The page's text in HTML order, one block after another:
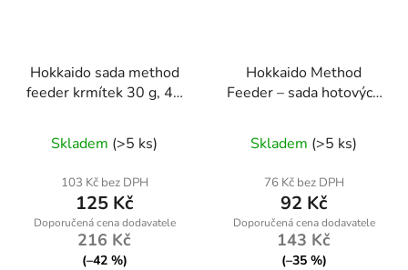
Hokkaido sada method
feeder krmítek 30 g, 40
W90014
Skladem (>5 ks)
103 Kč bez DPH
125 Kč
216 Kč
(–42 %)
Hokkaido Method
Feeder – sada hotových
8, 6 ks
Skladem (>5 ks)
76 Kč bez DPH
92 Kč
143 Kč
(–35 %)